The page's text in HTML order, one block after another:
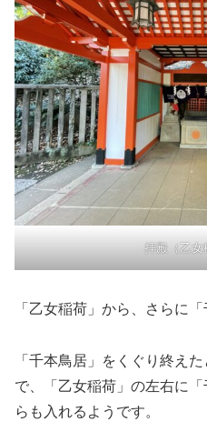
拝殿（乙女
「乙女稲荷」から、さらに
「千本鳥居」をくぐり終え
で、「乙女稲荷」の左右に
らも入れるようです。